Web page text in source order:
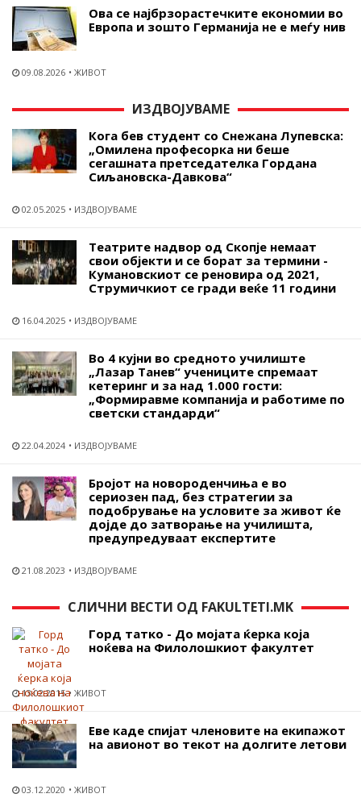
Ова се најбрзорастечките економии во
Европа и зошто Германија не е меѓу нив
09.08.2026 ЖИВОТ
ИЗДВОЈУВАМЕ
Кога бев студент со Снежана Лупевска:
„Омилена професорка ни беше
сегашната претседателка Гордана
Сиљановска-Давкова“
02.05.2025 ИЗДВОЈУВАМЕ
Театрите надвор од Скопје немаат
свои објекти и се борат за термини -
Кумановскиот се реновира од 2021,
Струмичкиот се гради веќе 11 години
16.04.2025 ИЗДВОЈУВАМЕ
Во 4 кујни во средното училиште
„Лазар Танев“ учениците спремаат
кетеринг и за над 1.000 гости:
„Формиравме компанија и работиме по
светски стандарди“
22.04.2024 ИЗДВОЈУВАМЕ
Бројот на новороденчиња е во
сериозен пад, без стратегии за
подобрување на условите за живот ќе
дојде до затворање на училишта,
предупредуваат експертите
21.08.2023 ИЗДВОЈУВАМЕ
СЛИЧНИ ВЕСТИ ОД FAKULTETI.MK
Горд татко - До мојата ќерка која
ноќева на Филолошкиот факултет
13.02.2015 ЖИВОТ
Еве каде спијат членовите на екипажот
на авионот во текот на долгите летови
03.12.2020 ЖИВОТ